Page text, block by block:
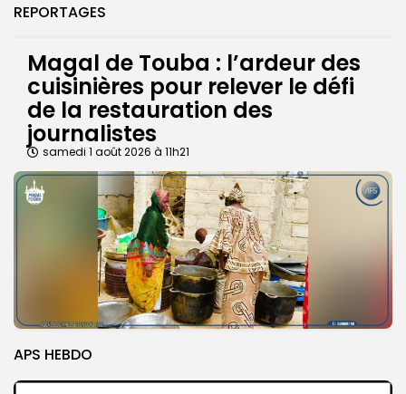
REPORTAGES
Magal de Touba : l’ardeur des
cuisinières pour relever le défi
de la restauration des
journalistes
samedi 1 août 2026 à 11h21
APS HEBDO